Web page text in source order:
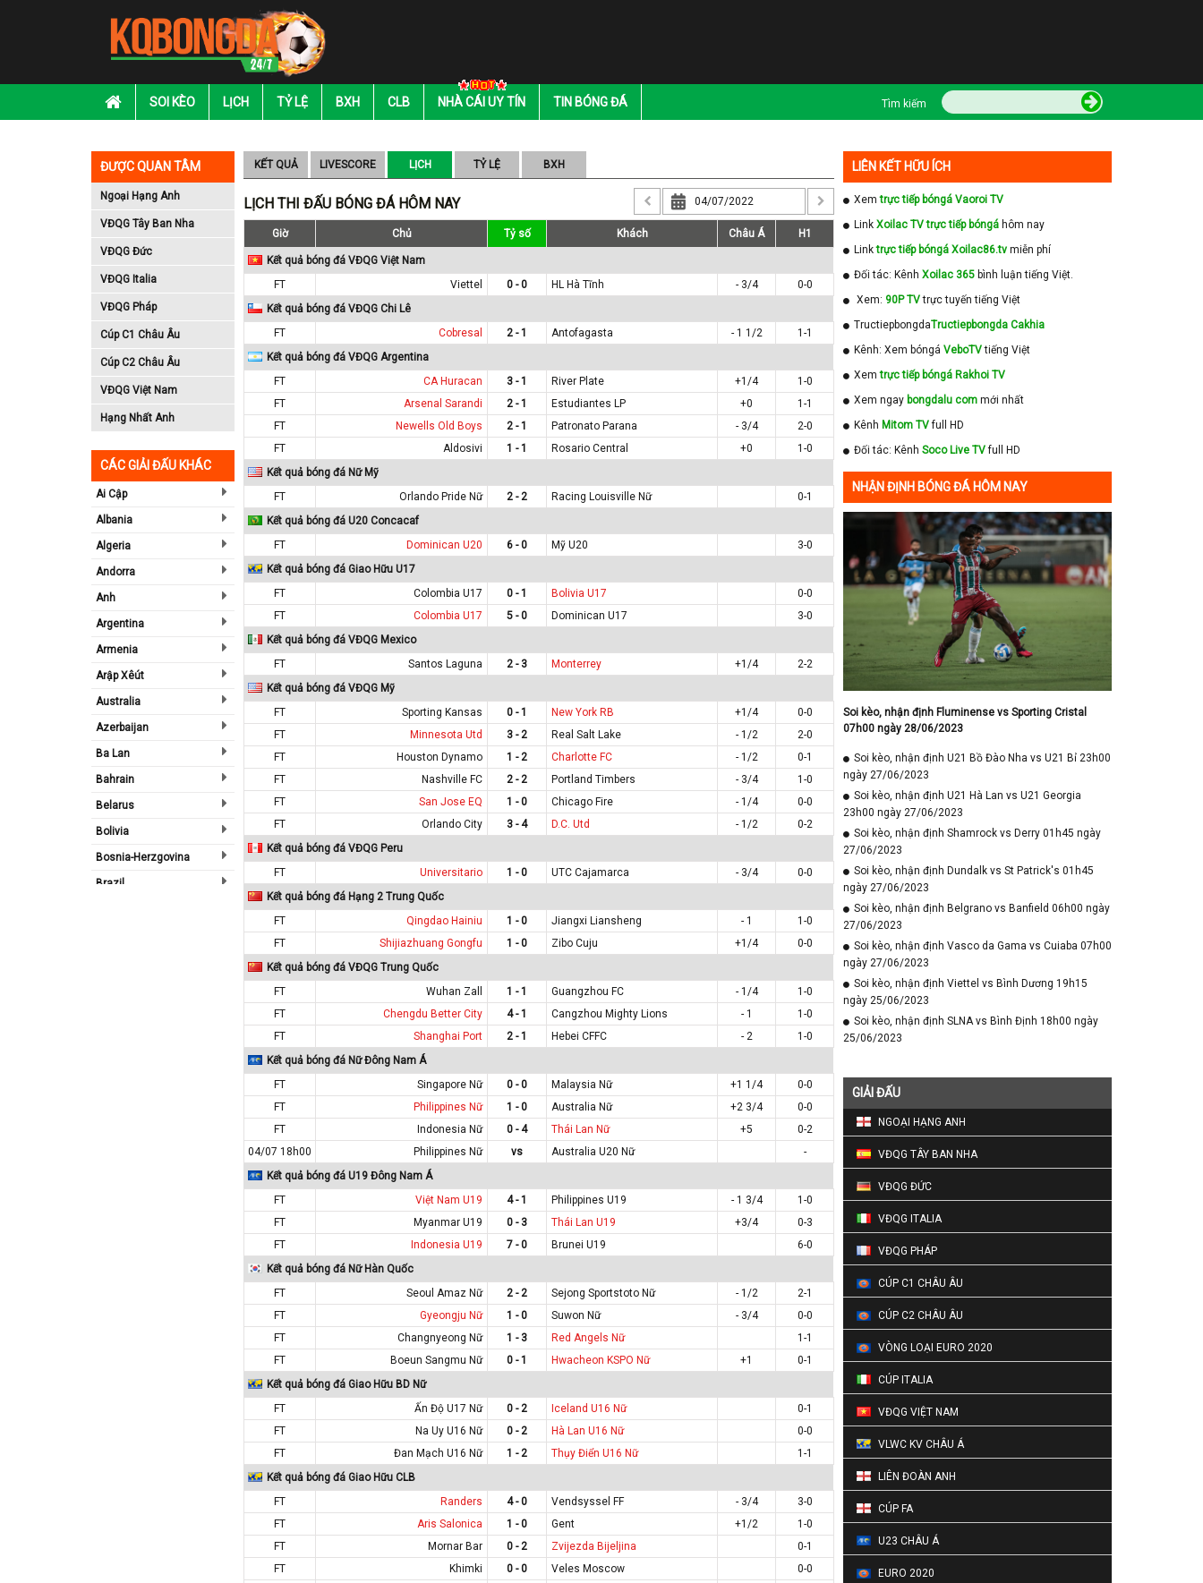
SOI KÈO LỊCH TỶ LỆ BXH CLB NHÀ CÁI UY TÍN TIN BÓNG ĐÁ Tìm kiếm
ĐƯỢC QUAN TÂM
Ngoại Hạng Anh
VĐQG Tây Ban Nha
VĐQG Đức
VĐQG Italia
VĐQG Pháp
Cúp C1 Châu Âu
Cúp C2 Châu Âu
VĐQG Việt Nam
Hạng Nhất Anh
CÁC GIẢI ĐẤU KHÁC
Ai Cập
Albania
Algeria
Andorra
Anh
Argentina
Armenia
Arập Xêút
Australia
Azerbaijan
Ba Lan
Bahrain
Belarus
Bolivia
Bosnia-Herzgovina
Brazil
KẾT QUẢ LIVESCORE LỊCH TỶ LỆ BXH
LỊCH THI ĐẤU BÓNG ĐÁ HÔM NAY
Giờ Chủ Tỷ số Khách Châu Á H1
Kết quả bóng đá VĐQG Việt Nam
FT
Viettel 0 - 0 HL Hà Tĩnh - 3/4
0-0
Kết quả bóng đá VĐQG Chi Lê
FT
Cobresal 2 - 1 Antofagasta - 1 1/2
1-1
Kết quả bóng đá VĐQG Argentina
FT
CA Huracan 3 - 1 River Plate +1/4
1-0
FT
Arsenal Sarandi 2 - 1 Estudiantes LP +0
1-1
FT
Newells Old Boys 2 - 1 Patronato Parana - 3/4
2-0
FT
Aldosivi 1 - 1 Rosario Central +0
1-0
Kết quả bóng đá Nữ Mỹ
FT
Orlando Pride Nữ 2 - 2 Racing Louisville Nữ
0-1
Kết quả bóng đá U20 Concacaf
FT
Dominican U20 6 - 0 Mỹ U20
3-0
Kết quả bóng đá Giao Hữu U17
FT
Colombia U17 0 - 1 Bolivia U17
0-0
FT
Colombia U17 5 - 0 Dominican U17
3-0
Kết quả bóng đá VĐQG Mexico
FT
Santos Laguna 2 - 3 Monterrey +1/4
2-2
Kết quả bóng đá VĐQG Mỹ
FT
Sporting Kansas 0 - 1 New York RB +1/4
0-0
FT
Minnesota Utd 3 - 2 Real Salt Lake - 1/2
2-0
FT
Houston Dynamo 1 - 2 Charlotte FC - 1/2
0-1
FT
Nashville FC 2 - 2 Portland Timbers - 3/4
1-0
FT
San Jose EQ 1 - 0 Chicago Fire - 1/4
0-0
FT
Orlando City 3 - 4 D.C. Utd - 1/2
0-2
Kết quả bóng đá VĐQG Peru
FT
Universitario 1 - 0 UTC Cajamarca - 3/4
0-0
Kết quả bóng đá Hạng 2 Trung Quốc
FT
Qingdao Hainiu 1 - 0 Jiangxi Liansheng - 1
1-0
FT
Shijiazhuang Gongfu 1 - 0 Zibo Cuju +1/4
0-0
Kết quả bóng đá VĐQG Trung Quốc
FT
Wuhan Zall 1 - 1 Guangzhou FC - 1/4
1-0
FT
Chengdu Better City 4 - 1 Cangzhou Mighty Lions - 1
1-0
FT
Shanghai Port 2 - 1 Hebei CFFC - 2
1-0
Kết quả bóng đá Nữ Đông Nam Á
FT
Singapore Nữ 0 - 0 Malaysia Nữ +1 1/4
0-0
FT
Philippines Nữ 1 - 0 Australia Nữ +2 3/4
0-0
FT
Indonesia Nữ 0 - 4 Thái Lan Nữ +5
0-2
04/07 18h00
Philippines Nữ vs Australia U20 Nữ
-
Kết quả bóng đá U19 Đông Nam Á
FT
Việt Nam U19 4 - 1 Philippines U19 - 1 3/4
1-0
FT
Myanmar U19 0 - 3 Thái Lan U19 +3/4
0-3
FT
Indonesia U19 7 - 0 Brunei U19
6-0
Kết quả bóng đá Nữ Hàn Quốc
FT
Seoul Amaz Nữ 2 - 2 Sejong Sportstoto Nữ - 1/2
2-1
FT
Gyeongju Nữ 1 - 0 Suwon Nữ - 3/4
0-0
FT
Changnyeong Nữ 1 - 3 Red Angels Nữ
1-1
FT
Boeun Sangmu Nữ 0 - 1 Hwacheon KSPO Nữ +1
0-1
Kết quả bóng đá Giao Hữu BD Nữ
FT
Ấn Độ U17 Nữ 0 - 2 Iceland U16 Nữ
0-1
FT
Na Uy U16 Nữ 0 - 2 Hà Lan U16 Nữ
0-0
FT
Đan Mạch U16 Nữ 1 - 2 Thụy Điển U16 Nữ
1-1
Kết quả bóng đá Giao Hữu CLB
FT
Randers 4 - 0 Vendsyssel FF - 3/4
3-0
FT
Aris Salonica 1 - 0 Gent +1/2
1-0
FT
Mornar Bar 0 - 2 Zvijezda Bijeljina
0-1
FT
Khimki 0 - 0 Veles Moscow
0-0
LIÊN KẾT HỮU ÍCH
Xemtrực tiếp bóngá Vaoroi TV
Link Xoilac TV trực tiếp bóngá hôm nay
Linktrực tiếp bóngá Xoilac86.tv miễn phí
Đối tác: Kênh Xoilac 365 bình luận tiếng Việt.
Xem: 90P TVtrực tuyến tiếng Việt
TructiepbongdaTructiepbongda Cakhia
Kênh: Xem bóngá VeboTVtiếng Việt
Xemtrực tiếp bóngá Rakhoi TV
Xem ngay bongdalu com mới nhất
Kênh Mitom TVfull HD
Đối tác: Kênh Soco Live TVfull HD
NHẬN ĐỊNH BÓNG ĐÁ HÔM NAY
Soi kèo, nhận định Fluminense vs Sporting Cristal
07h00 ngày 28/06/2023
Soi kèo, nhận định U21 Bồ Đào Nha vs U21 Bỉ 23h00
ngày 27/06/2023
Soi kèo, nhận định U21 Hà Lan vs U21 Georgia
23h00 ngày 27/06/2023
Soi kèo, nhận định Shamrock vs Derry 01h45 ngày
27/06/2023
Soi kèo, nhận định Dundalk vs St Patrick's 01h45
ngày 27/06/2023
Soi kèo, nhận định Belgrano vs Banfield 06h00 ngày
27/06/2023
Soi kèo, nhận định Vasco da Gama vs Cuiaba 07h00
ngày 27/06/2023
Soi kèo, nhận định Viettel vs Bình Dương 19h15
ngày 25/06/2023
Soi kèo, nhận định SLNA vs Bình Định 18h00 ngày
25/06/2023
GIẢI ĐẤU
NGOẠI HẠNG ANH
VĐQG TÂY BAN NHA
VĐQG ĐỨC
VĐQG ITALIA
VĐQG PHÁP
CÚP C1 CHÂU ÂU
CÚP C2 CHÂU ÂU
VÒNG LOẠI EURO 2020
CÚP ITALIA
VĐQG VIỆT NAM
VLWC KV CHÂU Á
LIÊN ĐOÀN ANH
CÚP FA
U23 CHÂU Á
EURO 2020